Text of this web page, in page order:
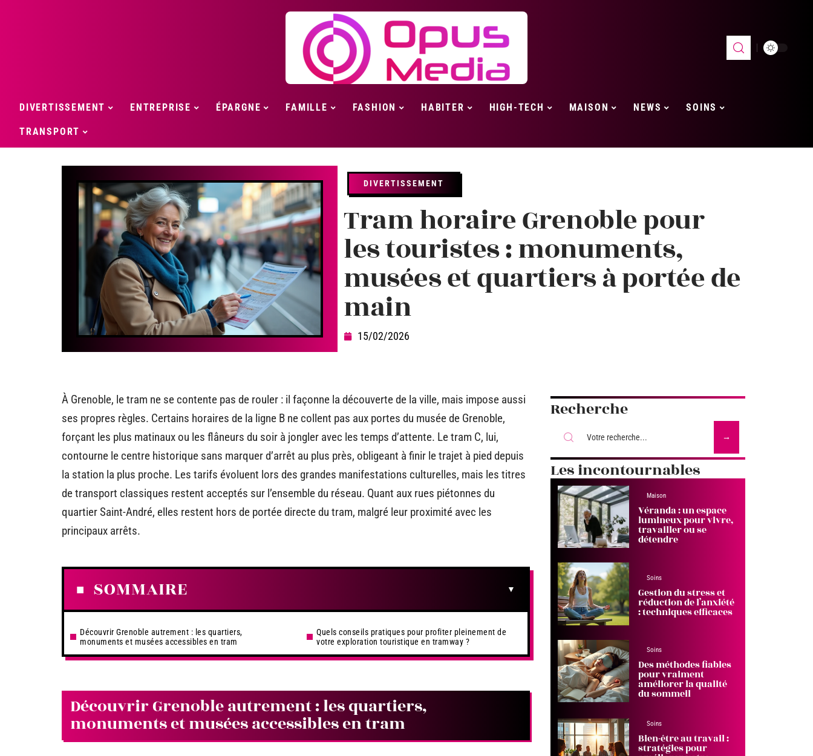
DIVERTISSEMENT ENTREPRISE ÉPARGNE FAMILLE FASHION HABITER HIGH-TECH MAISON NEWS SOINS
TRANSPORT
DIVERTISSEMENT
Tram horaire Grenoble pour
les touristes : monuments,
musées et quartiers à portée de
main
15/02/2026
À Grenoble, le tram ne se contente pas de rouler : il façonne la découverte de la ville, mais impose aussi
ses propres règles. Certains horaires de la ligne B ne collent pas aux portes du musée de Grenoble,
forçant les plus matinaux ou les flâneurs du soir à jongler avec les temps d’attente. Le tram C, lui,
contourne le centre historique sans marquer d’arrêt au plus près, obligeant à finir le trajet à pied depuis
la station la plus proche. Les tarifs évoluent lors des grandes manifestations culturelles, mais les titres
de transport classiques restent acceptés sur l’ensemble du réseau. Quant aux rues piétonnes du
quartier Saint-André, elles restent hors de portée directe du tram, malgré leur proximité avec les
principaux arrêts.
SOMMAIRE
Découvrir Grenoble autrement : les quartiers,
monuments et musées accessibles en tram
Quels conseils pratiques pour profiter pleinement de
votre exploration touristique en tramway ?
Découvrir Grenoble autrement : les quartiers,
monuments et musées accessibles en tram
Recherche
Les incontournables
Maison
Véranda : un espace
lumineux pour vivre,
travailler ou se
détendre
Soins
Gestion du stress et
réduction de l’anxiété
: techniques efficaces
Soins
Des méthodes fiables
pour vraiment
améliorer la qualité
du sommeil
Soins
Bien-être au travail :
stratégies pour